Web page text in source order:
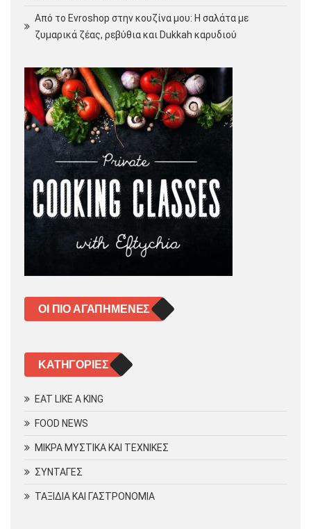
Από το Evroshop στην κουζίνα μου: Η σαλάτα με
ζυμαρικά ζέας, ρεβύθια και Dukkah καρυδιού
ΟΙ ΠΙΟ ΑΓΑΠΗΜΈΝΕΣ
KΑΤΗΓΟΡΊΕΣ
EAT LIKE A KING
FOOD NEWS
ΜΙΚΡΑ ΜΥΣΤΙΚΑ ΚΑΙ ΤΕΧΝΙΚΕΣ
ΣΥΝΤΑΓΕΣ
ΤΑΞΙΔΙΑ ΚΑΙ ΓΑΣΤΡΟΝΟΜΙΑ